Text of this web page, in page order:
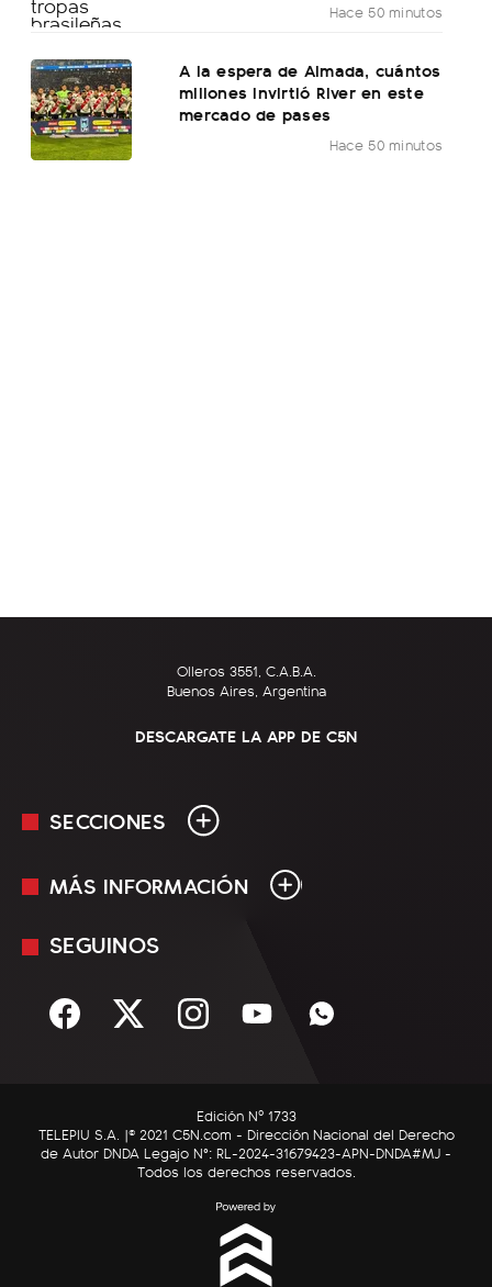
Hace 50 minutos
A la espera de Almada, cuántos
millones invirtió River en este
mercado de pases
Hace 50 minutos
Olleros 3551, C.A.B.A.
Buenos Aires, Argentina
DESCARGATE LA APP DE C5N
SECCIONES
En Vivo
Sociedad
C5N Autos
RatingCero
MÁS INFORMACIÓN
Mediakit
Términos y condiciones
SEGUINOS
Edición Nº 1733
TELEPIU S.A. |© 2021 C5N.com - Dirección Nacional del Derecho
de Autor DNDA Legajo N°: RL-2024-31679423-APN-DNDA#MJ -
Todos los derechos reservados.